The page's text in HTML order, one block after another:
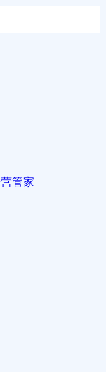
管家